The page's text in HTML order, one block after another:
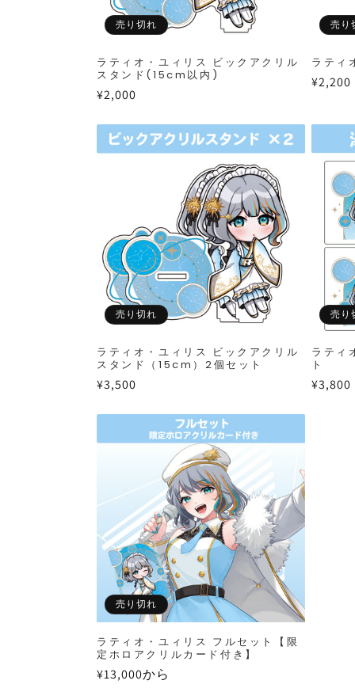
売り切れ
ラティオ・ユィリス ビックアクリル
スタンド(15cm以内)
通
価
格
¥2,000
売り
ラティ
通
価
¥2,200
売り切れ
ラティオ・ユィリス ビックアクリル
スタンド（15cm）2個セット
通
格
¥3,500
売り
ラティ
ト
通
¥3,800
売り切れ
ラティオ・ユィリス フルセット【限
定ホロアクリルカード付き】
通
¥13,000から